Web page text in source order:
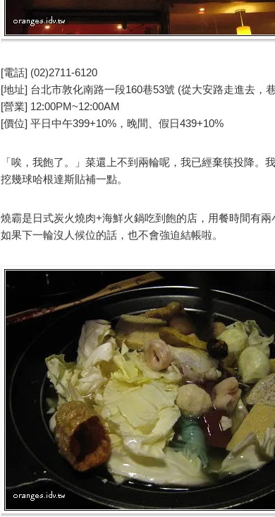
[電話] (02)2711-6120
[地址] 台北市敦化南路一段160巷53號 (從大安路走進去，
[營業] 12:00PM~12:00AM
[價位] 平日中午399+10%，晚間、假日439+10%
「唉，我飽了。」菜還上不到兩輪呢，我已經棄筷投降。
挖幾球哈根達斯貼補一點。
燒霸是日式炭火燒肉+海鮮火鍋吃到飽的店，用餐時間有
如果下一輪沒人候位的話，也不會強迫結帳啦。